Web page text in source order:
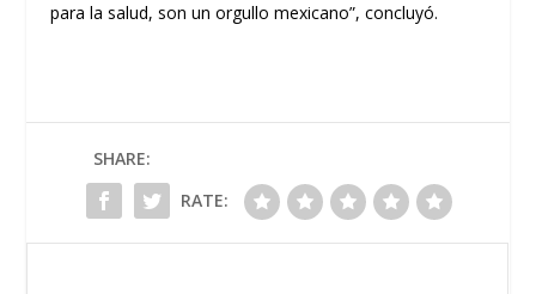
para la salud, son un orgullo mexicano”, concluyó.
SHARE:
RATE: